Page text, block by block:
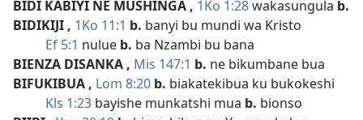
BIDI KABIYI NE MUSHINGA , 1Ko 1:28wakasungula b.
BIDIKIJI , 1Ko 11:1 b. banyi bu mundi wa Kristo
Ef 5:1 nulue b. ba Nzambi bu bana
BIENZA DISANKA , Mis 147:1 b. ne bikumbane bua
BIFUKIBUA , Lom 8:20 b. biakatekibua ku bukokeshi
Kls 1:23 bayishe munkatshi mua b. bionso